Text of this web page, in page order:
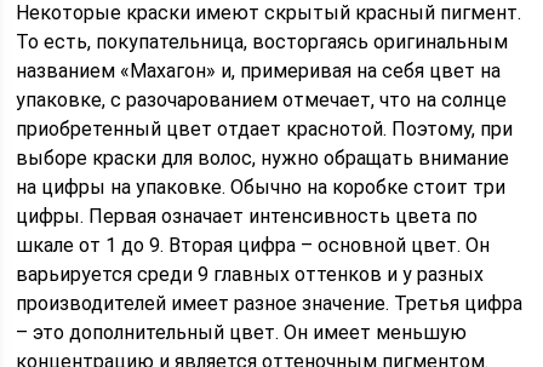
Некоторые краски имеют скрытый красный пигмент.
То есть, покупательница, восторгаясь оригинальным
названием «Махагон» и, примеривая на себя цвет на
упаковке, с разочарованием отмечает, что на солнце
приобретенный цвет отдает краснотой. Поэтому, при
выборе краски для волос, нужно обращать внимание
на цифры на упаковке. Обычно на коробке стоит три
цифры. Первая означает интенсивность цвета по
шкале от 1 до 9. Вторая цифра – основной цвет. Он
варьируется среди 9 главных оттенков и у разных
производителей имеет разное значение. Третья цифра
– это дополнительный цвет. Он имеет меньшую
концентрацию и является оттеночным пигментом.